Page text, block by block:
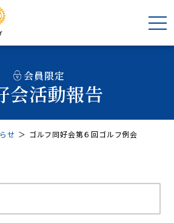
会員限定
会活動報告
せ ＞ ゴルフ同好会第６回ゴルフ例会